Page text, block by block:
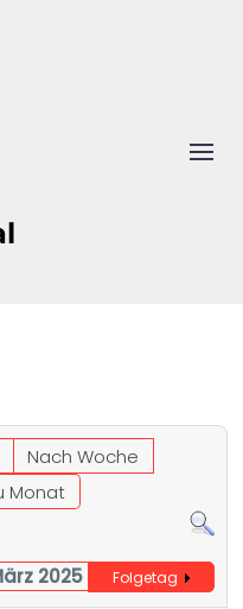
Nach Woche
Monat
2025 Folgetag